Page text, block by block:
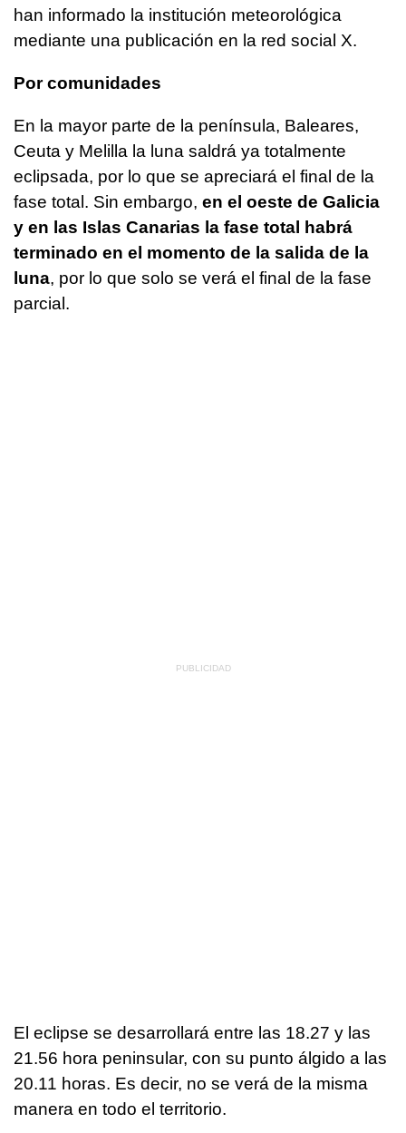
han informado la institución meteorológica
mediante una publicación en la red social X.
Por comunidades
En la mayor parte de la península, Baleares,
Ceuta y Melilla la luna saldrá ya totalmente
eclipsada, por lo que se apreciará el final de la
fase total. Sin embargo, en el oeste de Galicia
y en las Islas Canarias la fase total habrá
terminado en el momento de la salida de la
luna, por lo que solo se verá el final de la fase
parcial.
El eclipse se desarrollará entre las 18.27 y las
21.56 hora peninsular, con su punto álgido a las
20.11 horas. Es decir, no se verá de la misma
manera en todo el territorio.